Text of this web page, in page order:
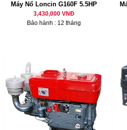
Máy Nổ Loncin G160F 5.5HP
3,430,000 VNĐ
Bảo hành : 12 tháng